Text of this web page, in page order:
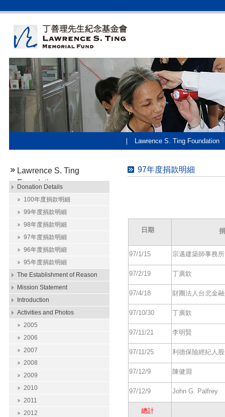
Lawrence S. Ting Foundation
Lawrence S. Ting
Foundation
Donation Details
100年度捐款明細
99年度捐款明細
98年度捐款明細
97年度捐款明細
96年度捐款明細
95年度捐款明細
The Establishment of Reason
Mission Statement
Introduction
Activities and Photos
2005
2006
2007
2008
2009
2010
2011
2012
97年度捐款明細
日期
97/1/15 宗邁建築師事務所
97/2/19 丁廣欽
97/4/18 財團法人台北金
97/10/30 丁廣欽
97/11/21 李明賢
97/11/25 利德保險經紀人
97/12/9 陳健淵
97/12/9 John G. Palfrey
總計